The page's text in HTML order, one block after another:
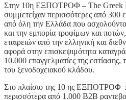
Στην 10η ΕΞΠΟΤΡΟΦ – The Greek
συμμετείχαν περισσότερες από 300
από όλη την Ελλάδα που
και την εμπορία τροφίμων και
εταιρειών από την ελληνική και
αφορά στην επισκεψιμότητα
10.000 επαγγελματίες της εστίασης,
του ξενοδοχειακού κλάδου.
Στο πλαίσιο της 10 ης ΕΞΠΟΤΡΟΦ
περισσότερα από 1.000 B2B